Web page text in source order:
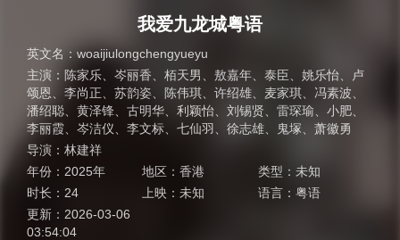
我爱九龙城粤语
英文名： woaijiulongchengyueyu
主演： 陈家乐 岑丽香 栢天男 敖嘉年 泰臣 姚乐怡
卢
颂恩
李尚正 苏韵姿 陈伟琪 许绍雄 麦家琪 冯素波
潘绍聪
黄泽锋 古明华 利颖怡 刘锡贤 雷琛瑜 小肥
李丽霞
岑洁仪 李文标 七仙羽 徐志雄 鬼塚
萧徽勇
导演： 林建祥
年份： 2025年 地区：香港 类型： 未知
时长： 24 上映：未知 语言： 粤语
更新： 2026-03-06
03:54:04